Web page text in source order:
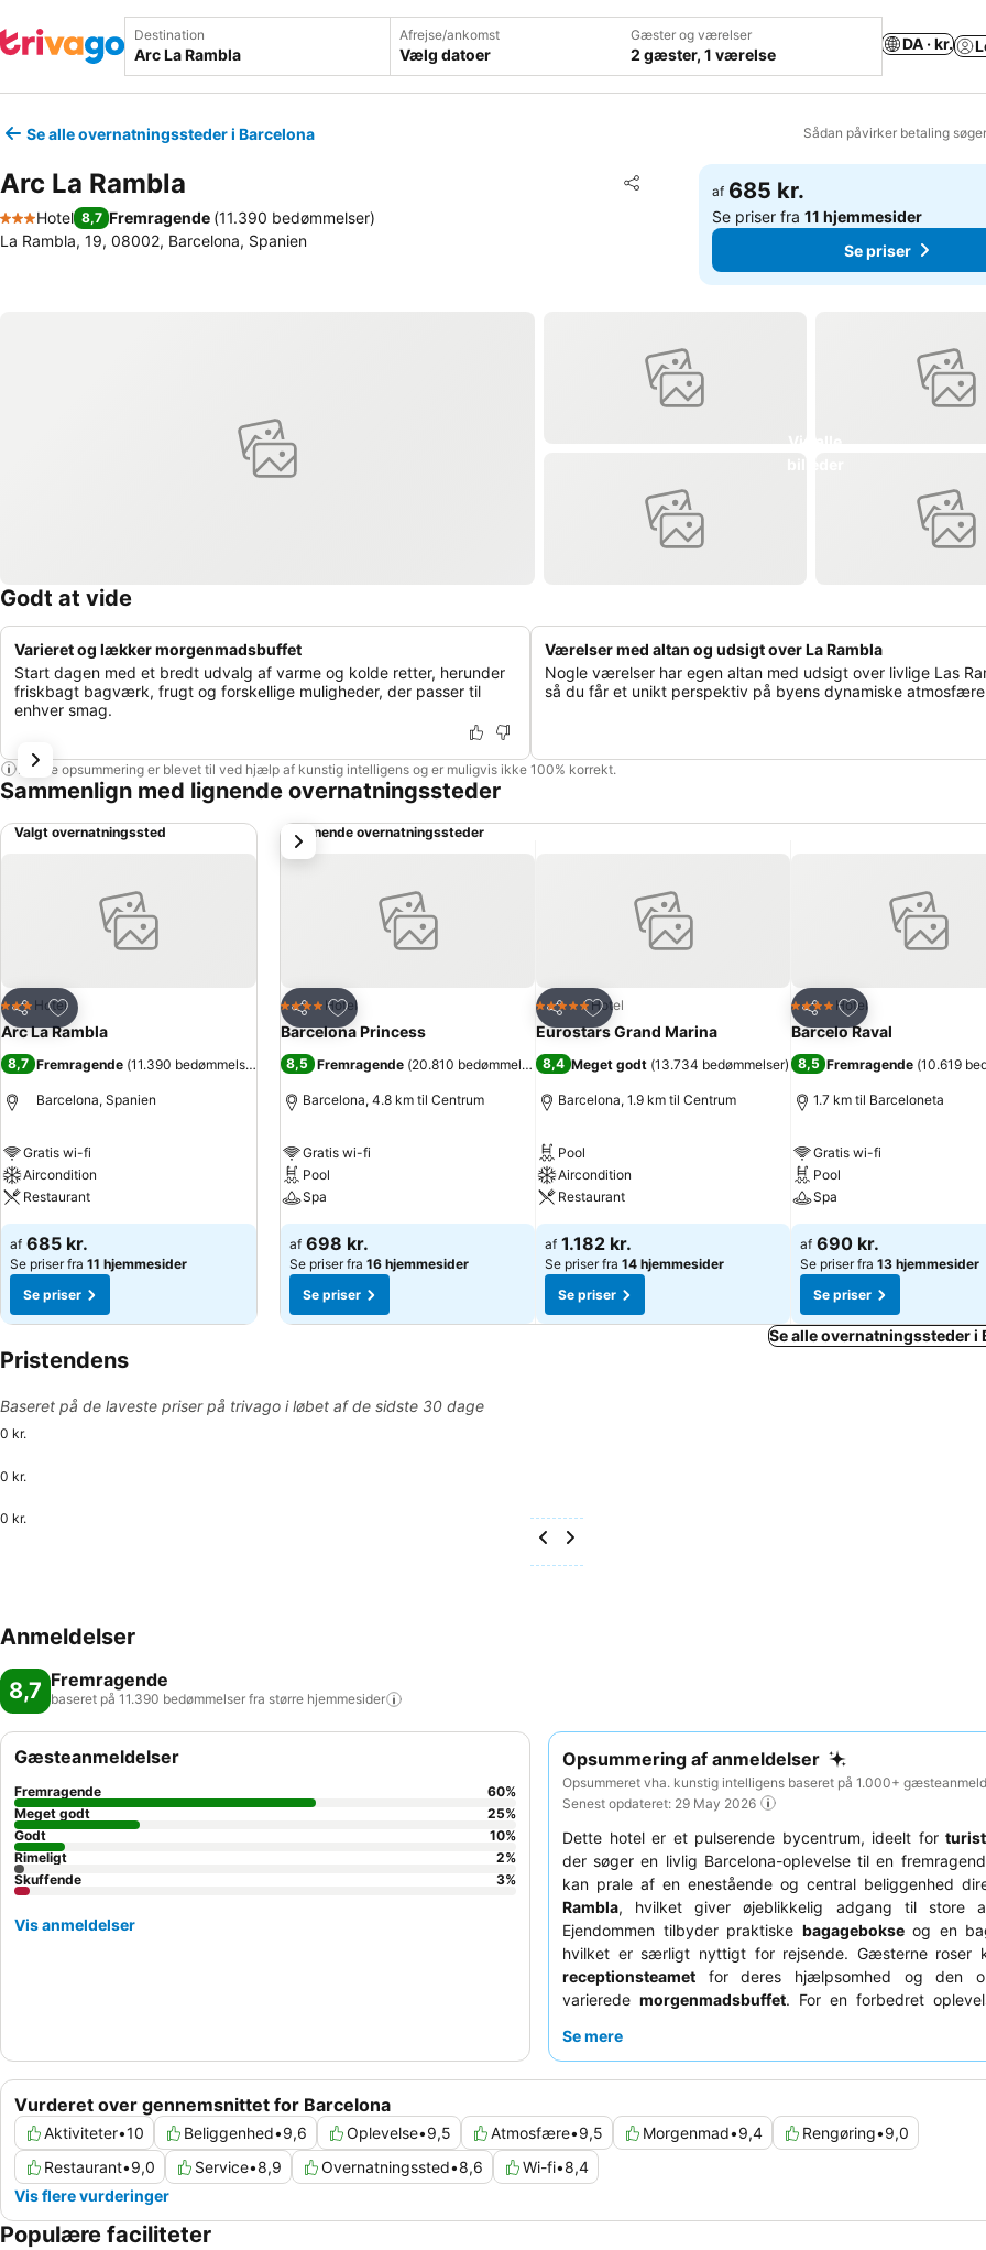
Destination Afrejse/ankomst
Vælg datoer
Gæster og værelser
2 gæster, 1 værelse
DA · kr.
Se alle overnatningssteder i Barcelona Sådan påvirker betaling
Arc La Rambla Del
Føj til favoritter
3 Stjerner
Hotel 8,7 Fremragende (11.390 bedømmelser)
La Rambla, 19, 08002, Barcelona, Spanien
af 685 kr.
Se priser fra11 hjemmesider
Se priser
Godt at vide
Varieret og lækker morgenmadsbuffet
Start dagen med et bredt udvalg af varme og kolde retter, herunder
friskbagt bagværk, frugt og forskellige muligheder, der passer til
enhver smag.
Værelser med altan og udsigt over La Rambla
Nogle værelser har egen altan med udsigt over livlige Las
så du får et unikt perspektiv på byens dynamiske
Denne opsummering er blevet til ved hjælp af kunstig intelligens og er muligvis ikke 100% korrekt.
Sammenlign med lignende overnatningssteder
Valgt overnatningssted
Del
Føj til favoritter
3 Stjerner
Hotel
Arc La Rambla
8,7 Fremragende (11.390 bedømmelser
Barcelona, Spanien
Gratis wi-fi
Aircondition
Restaurant
af 685 kr.
Se priser fra 11 hjemmesider
Se priser
Lignende overnatningssteder
Del
Føj til favoritter
4 StjernerHotel
Barcelona Princess
8,5 Fremragende (20.810 bedømmelser )
Barcelona, 4.8 km til Centrum
Gratis wi-fi
Pool
Spa
af 698 kr.
Se priser fra 16 hjemmesider
Se priser
Del
Føj til favoritter
5 StjernerHotel
Eurostars Grand Marina
8,4 Meget godt (13.734 bedømmelser)
Barcelona, 1.9 km til Centrum
Pool
Aircondition
Restaurant
af 1.182 kr.
Se priser fra 14 hjemmesider
Se priser
Del
Føj til favoritter
4 StjernerHotel
Barcelo Raval
8,5 Fremragende (10.619
1.7 km til Barceloneta
Gratis wi-fi
Pool
Spa
af 690 kr.
Se priser fra 13 hjemmesider
Se priser
næste
Se alle overnatningssteder i
Pristendens
Baseret på de laveste priser på trivago i løbet af de sidste 30 dage
0 kr.
0 kr.
0 kr.
Anmeldelser
8,7 Fremragende
baseret på 11.390 bedømmelser fra større hjemmesider
Opsummering af anmeldelser
Opsummeret vha. kunstig intelligens baseret på 1.000+
Senest opdateret: 29 May 2026
Dette hotel er et pulserende bycentrum, ideelt for
der søger en livlig Barcelona-oplevelse til en
kan prale af en enestående og central beliggenhed
Rambla, hvilket giver øjeblikkelig adgang til store
Ejendommen tilbyder praktiske bagagebokseog en
hvilket er særligt nyttigt for rejsende. Gæsterne roser
receptionsteamet for deres hjælpsomhed og den
varierede morgenmadsbuffet. For en forbedret
åbenhed.
Se mere
Vurderet over gennemsnittet for Barcelona
Aktiviteter•10 Beliggenhed•9,6 Oplevelse•9,5 Atmosfære•9,5 Morgenmad•9,4 Rengøring•9,0
Restaurant•9,0 Service•8,9 Overnatningssted•8,6 Wi-fi•8,4
Vis flere vurderinger
Gæsteanmeldelser
Fremragende 60%
Meget godt
25%
Godt
10%
Rimeligt
2%
Skuffende
3%
Vis anmeldelser
Populære faciliteter